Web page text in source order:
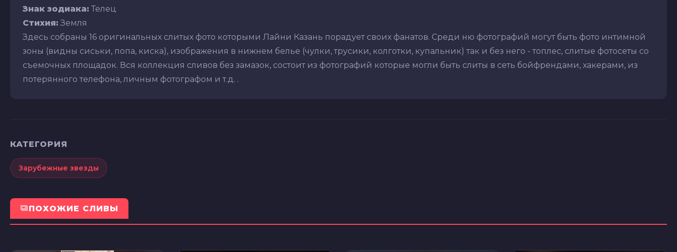
Знак зодиака: Телец
Стихия: Земля
Здесь собраны 16 оригинальных слитых фото которыми Лайни Казань порадует своих фанатов. Среди ню фотографий могут быть фото интимной
зоны (видны сиськи, попа, киска), изображения в нижнем белье (чулки, трусики, колготки, купальник) так и без него - топлес, слитые фотосеты со
съемочных площадок. Вся коллекция сливов без замазок, состоит из фотографий которые могли быть слиты в сеть бойфрендами, хакерами, из
потерянного телефона, личным фотографом и т.д. .
КАТЕГОРИЯ
Зарубежные звезды
ПОХОЖИЕ СЛИВЫ